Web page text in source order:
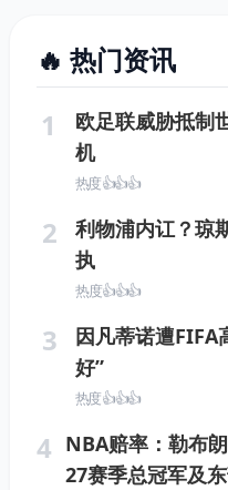
🔥 热门资讯
1
欧足联威胁抵制
机
热度 👍👍👍
2
利物浦内讧？琼
执
热度 👍👍👍
3
因凡蒂诺遭FIFA
好”
热度 👍👍👍
4 NBA赔率：勒布
27赛季总冠军及